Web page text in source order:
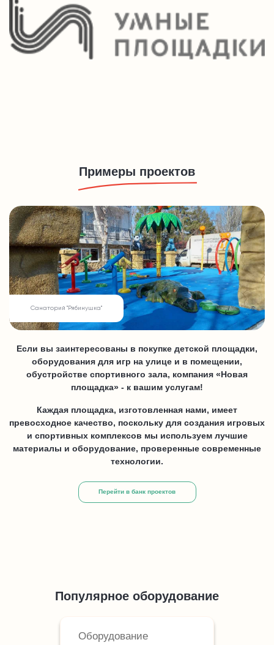
Примеры проектов
Санаторий "Рябинушка"
Если вы заинтересованы в покупке детской площадки,
оборудования для игр на улице и в помещении,
обустройстве спортивного зала, компания «Новая
площадка» - к вашим услугам!
Каждая площадка, изготовленная нами, имеет
превосходное качество, поскольку для создания игровых
и спортивных комплексов мы используем лучшие
материалы и оборудование, проверенные современные
технологии.
Перейти в банк проектов
Популярное оборудование
Оборудование